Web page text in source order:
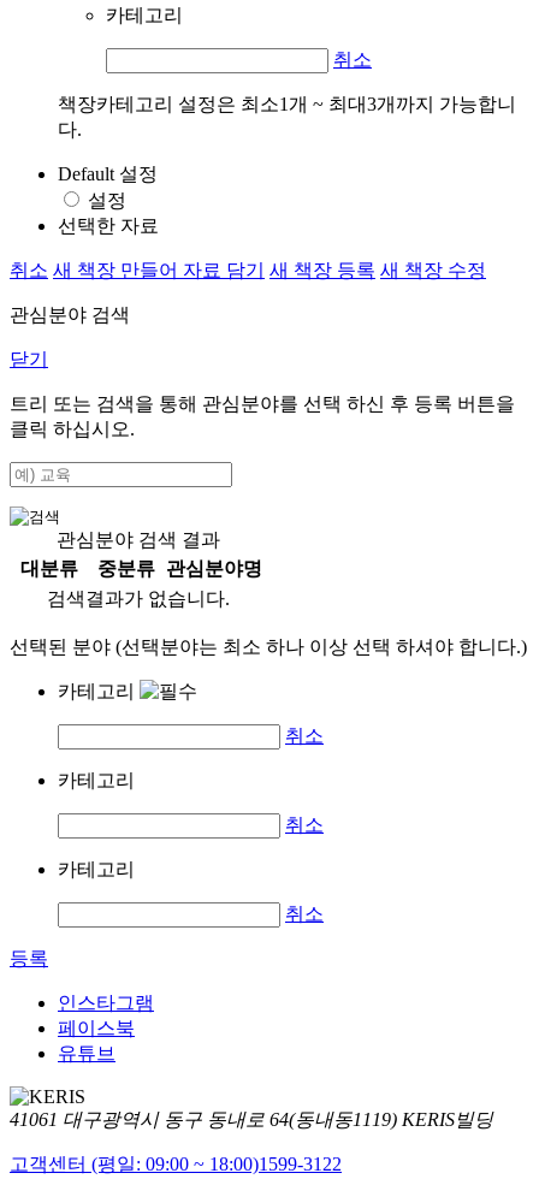
카테고리
취소
책장카테고리 설정은 최소1개 ~ 최대3개까지 가능합니
다.
Default 설정
설정
선택한 자료
취소 새 책장 만들어 자료 담기 새 책장 등록 새 책장 수정
관심분야 검색
닫기
트리 또는 검색을 통해 관심분야를 선택 하신 후 등록 버튼을
클릭 하십시오.
관심분야 검색 결과
대분류
중분류
관심분야명
검색결과가 없습니다.
선택된 분야 (선택분야는 최소 하나 이상 선택 하셔야 합니다.)
카테고리
취소
카테고리
취소
카테고리
취소
등록
인스타그램
페이스북
유튜브
41061 대구광역시 동구 동내로 64(동내동1119) KERIS빌딩
고객센터 (평일: 09:00 ~ 18:00)1599-3122